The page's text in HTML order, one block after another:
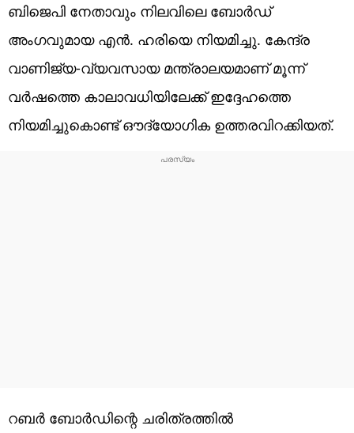
ബിജെപി നേതാവും നിലവിലെ ബോർഡ്
അംഗവുമായ എൻ. ഹരിയെ നിയമിച്ചു. കേന്ദ്ര
വാണിജ്യ-വ്യവസായ മന്ത്രാലയമാണ് മൂന്ന്
വർഷത്തെ കാലാവധിയിലേക്ക് ഇദ്ദേഹത്തെ
നിയമിച്ചുകൊണ്ട് ഔദ്യോഗിക ഉത്തരവിറക്കിയത്.
റബർ ബോർഡിന്റെ ചരിത്രത്തിൽ